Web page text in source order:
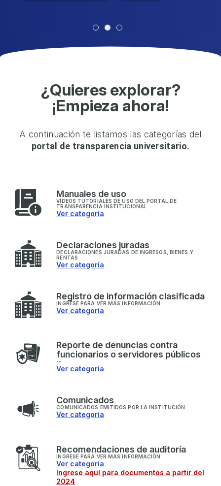
¿Quieres explorar?
¡Empieza ahora!
A continuación te listamos las categorías del
portal de transparencia universitario.
Manuales de uso
VÍDEOS TUTORIALES DE USO DEL PORTAL DE
TRANSPARENCIA INSTITUCIONAL
Ver categoría
Declaraciones juradas
DECLARACIONES JURADAS DE INGRESOS, BIENES Y
RENTAS
Ver categoría
Registro de información clasificada
INGRESE PARA VER MÁS INFORMACIÓN
Ver categoría
Reporte de denuncias contra
funcionarios o servidores públicos
--
Ver categoría
Comunicados
COMUNICADOS EMITIDOS POR LA INSTITUCIÓN
Ver categoría
Recomendaciones de auditoría
INGRESE PARA VER MÁS INFORMACIÓN
Ver categoría
Ingrese aquí para documentos a partir del
2024